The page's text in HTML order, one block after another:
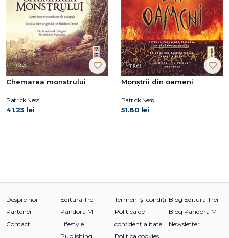
Chemarea monstrului
Patrick Ness
41.23 lei
Monștrii din oameni
Patrick Ness
51.80 lei
Despre noi
Parteneri
Contact
Editura Trei
Pandora M
Lifestyle
Publishing
Termeni și condiții
Politica de
confidențialitate
Politica cookies
Blog Editura Trei
Blog Pandora M
Newsletter